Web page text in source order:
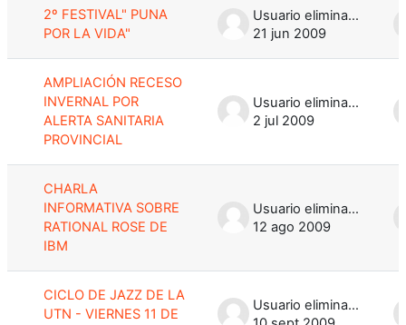
2º FESTIVAL" PUNA
POR LA VIDA"
Usuario eliminado
21 jun 2009
AMPLIACIÓN RECESO
INVERNAL POR
ALERTA SANITARIA
PROVINCIAL
Usuario eliminado
2 jul 2009
CHARLA
INFORMATIVA SOBRE
RATIONAL ROSE DE
IBM
Usuario eliminado
12 ago 2009
CICLO DE JAZZ DE LA
UTN - VIERNES 11 DE
Usuario eliminado